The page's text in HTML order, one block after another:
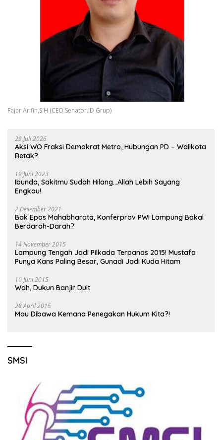
Fajar Arifin,S.H (CEO Senator.ID Grup)
29 Juli 2026
Aksi WO Fraksi Demokrat Metro, Hubungan PD – Walikota
Retak?
19 Juni 2023
Ibunda, Sakitmu Sudah Hilang…Allah Lebih Sayang
Engkau!
2 Desember 2021
Bak Epos Mahabharata, Konferprov PWI Lampung Bakal
Berdarah-Darah?
14 November 2015
Lampung Tengah Jadi Pilkada Terpanas 2015! Mustafa
Punya Kans Paling Besar, Gunadi Jadi Kuda Hitam
10 Juni 2015
Wah, Dukun Banjir Duit
28 April 2015
Mau Dibawa Kemana Penegakan Hukum Kita?!
SMSI